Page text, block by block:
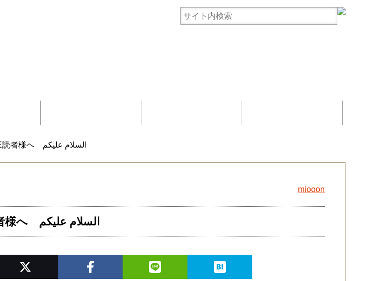
異国のDEE読者様へ السلام عليكم
miooon
異国のDEE読者様へ السلام عليكم